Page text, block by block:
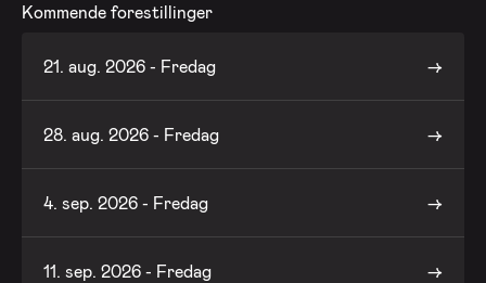
Kommende forestillinger
21. aug. 2026 - Fredag
28. aug. 2026 - Fredag
4. sep. 2026 - Fredag
11. sep. 2026 - Fredag